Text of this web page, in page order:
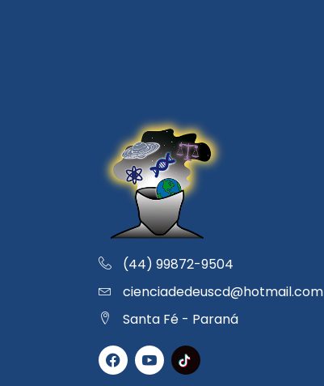
(44) 99872-9504
cienciadedeuscd@hotmail.com
Santa Fé - Paraná